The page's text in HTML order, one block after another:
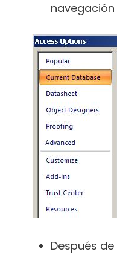
navegación
Después